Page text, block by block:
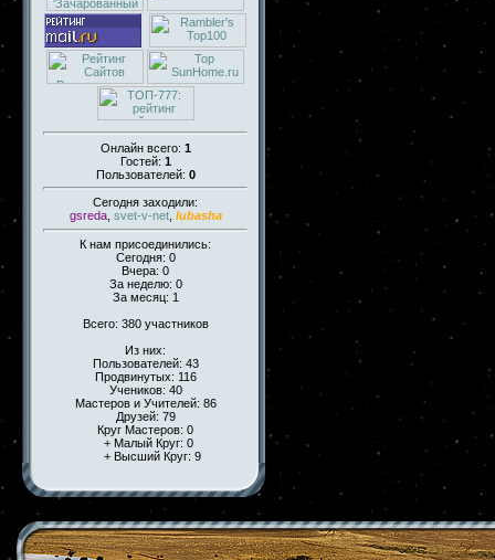
Онлайн всего: 1
Гостей: 1
Пользователей: 0
Сегодня заходили:
gsreda, svet-v-net, lubasha
К нам присоединились:
Сегодня: 0
Вчера: 0
За неделю: 0
За месяц: 1
Всего: 380 участников
Из них:
Пользователей: 43
Продвинутых: 116
Учеников: 40
Мастеров и Учителей: 86
Друзей: 79
Круг Мастеров: 0
+ Малый Круг: 0
+ Высший Круг: 9